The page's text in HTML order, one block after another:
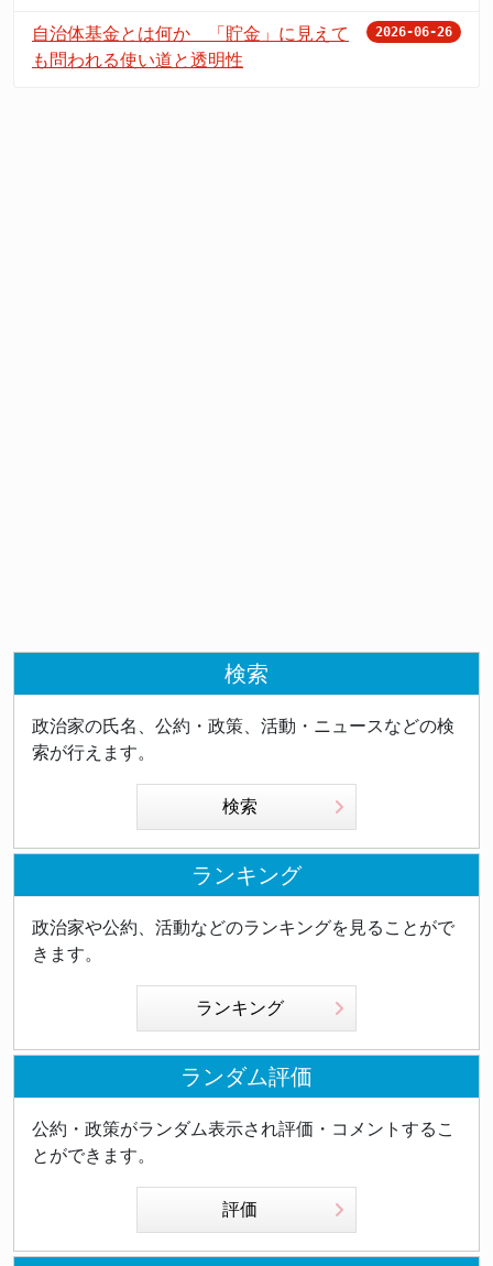
自治体基金とは何か 「貯金」に見えて
も問われる使い道と透明性
2026-06-26
検索
政治家の氏名、公約・政策、活動・ニュースなどの検
索が行えます。
検索
ランキング
政治家や公約、活動などのランキングを見ることがで
きます。
ランキング
ランダム評価
公約・政策がランダム表示され評価・コメントするこ
とができます。
評価